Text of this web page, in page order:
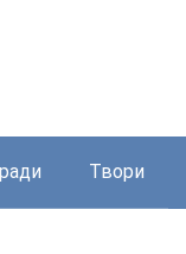
Твори